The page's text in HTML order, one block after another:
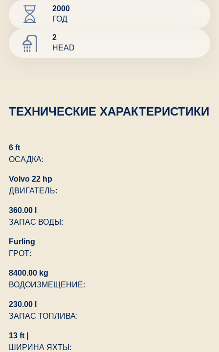
2000
ГОД
2
HEAD
ТЕХНИЧЕСКИЕ ХАРАКТЕРИСТИКИ
6 ft
ОСАДКА:
Volvo 22 hp
ДВИГАТЕЛЬ:
360.00 l
ЗАПАС ВОДЫ:
Furling
ГРОТ:
8400.00 kg
ВОДОИЗМЕЩЕНИЕ:
230.00 l
ЗАПАС ТОПЛИВА:
13 ft |
ШИРИНА ЯХТЫ: